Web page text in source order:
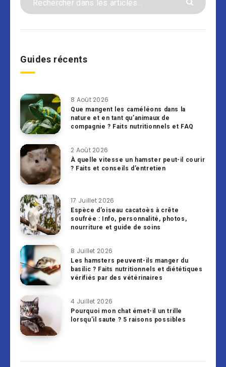
Guides récents
8 Août 2026
Que mangent les caméléons dans la
nature et en tant qu’animaux de
compagnie ? Faits nutritionnels et FAQ
2 Août 2026
À quelle vitesse un hamster peut-il courir
? Faits et conseils d’entretien
17 Juillet 2026
Espèce d’oiseau cacatoès à crête
soufrée : Info, personnalité, photos,
nourriture et guide de soins
8 Juillet 2026
Les hamsters peuvent-ils manger du
basilic ? Faits nutritionnels et diététiques
vérifiés par des vétérinaires
4 Juillet 2026
Pourquoi mon chat émet-il un trille
lorsqu’il saute ? 5 raisons possibles